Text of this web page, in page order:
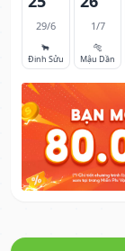
29/6
🐂
Đinh Sửu
1/7
🐅
Mậu Dần